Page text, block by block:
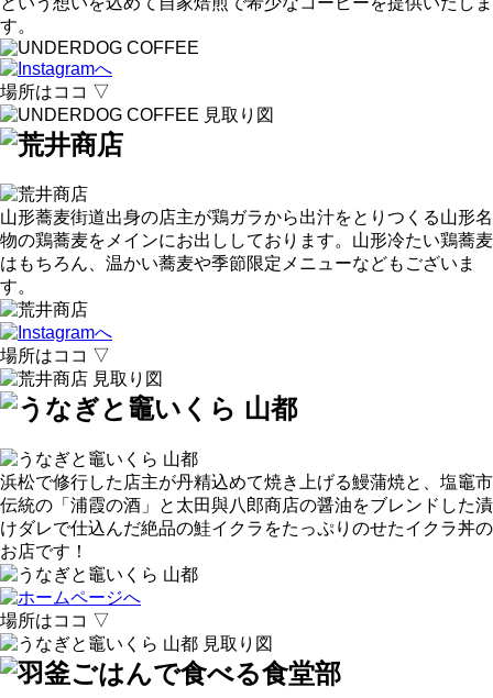
す。
場所はココ ▽
山形蕎麦街道出身の店主が鶏ガラから出汁をとりつくる山形名
物の鶏蕎麦をメインにお出ししております。山形冷たい鶏蕎麦
はもちろん、温かい蕎麦や季節限定メニューなどもございま
す。
場所はココ ▽
浜松で修行した店主が丹精込めて焼き上げる鰻蒲焼と、塩竈市
伝統の「浦霞の酒」と太田與八郎商店の醤油をブレンドした漬
けダレで仕込んだ絶品の鮭イクラをたっぷりのせたイクラ丼の
お店です！
場所はココ ▽